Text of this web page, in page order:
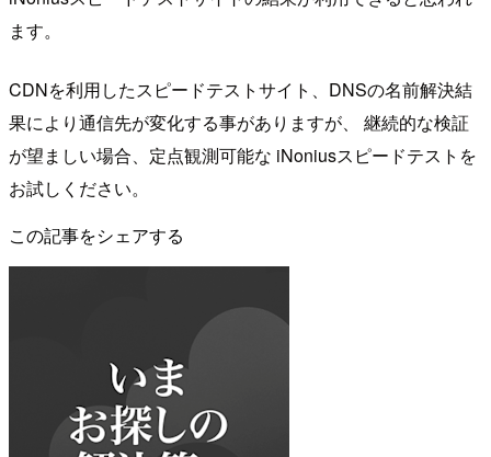
ます。
CDNを利用したスピードテストサイト、DNSの名前解決結
果により通信先が変化する事がありますが、 継続的な検証
が望ましい場合、定点観測可能な iNoniusスピードテストを
お試しください。
この記事をシェアする